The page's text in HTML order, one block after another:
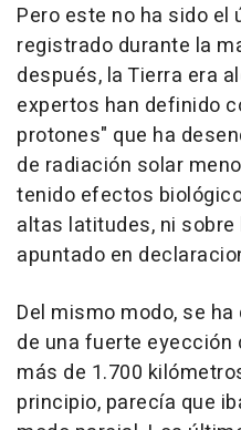
Pero este no ha sido el
registrado durante la
después, la Tierra era
expertos han definido
protones" que ha
de radiación solar
tenido efectos
altas latitudes, ni
apuntado en
Del mismo modo, se
de una fuerte eyección
más de 1.700
principio, parecía que